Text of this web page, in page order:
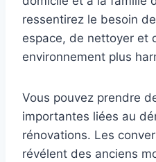
ressentirez le besoin
espace, de nettoyer et
environnement plus
Vous pouvez prendre
importantes liées au
rénovations. Les
révélent des anciens